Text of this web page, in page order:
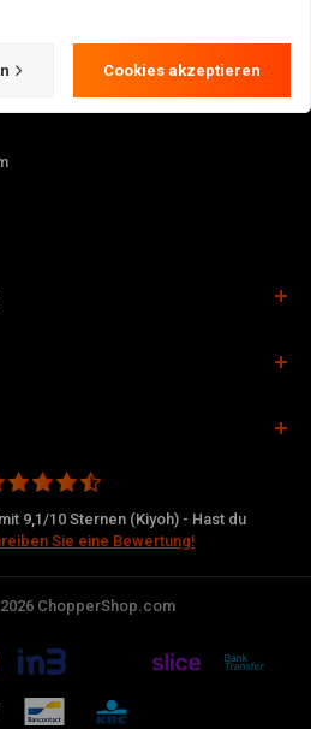
TM Groningen (The Netherlands)
9,1/10 Sternen (Kiyoh) - Hast du
Sie eine Bewertung!
ChopperShop.com
Cookies akzeptieren